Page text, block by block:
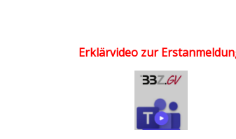
Erklärvideo zur